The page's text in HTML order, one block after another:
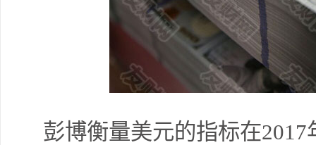
彭博衡量美元的指标在